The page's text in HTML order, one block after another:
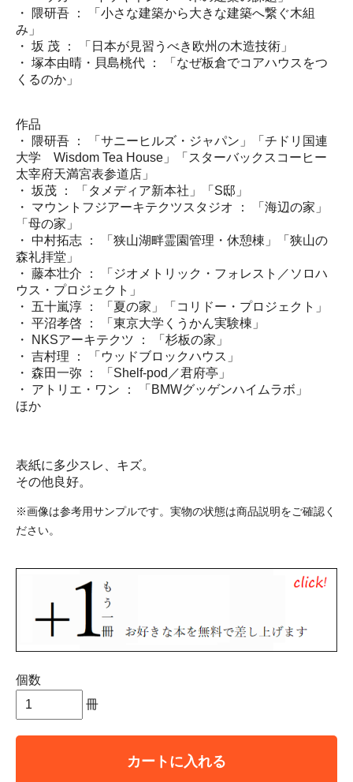
・ 隈研吾 ： 「小さな建築から大きな建築へ繋ぐ木組
み」
・ 坂 茂 ： 「日本が見習うべき欧州の木造技術」
・ 塚本由晴・貝島桃代 ： 「なぜ板倉でコアハウスをつ
くるのか」
作品
・ 隈研吾 ： 「サニーヒルズ・ジャパン」「チドリ国連
大学 Wisdom Tea House」「スターバックスコーヒー
太宰府天満宮表参道店」
・ 坂茂 ： 「タメディア新本社」「S邸」
・ マウントフジアーキテクツスタジオ ： 「海辺の家」
「母の家」
・ 中村拓志 ： 「狭山湖畔霊園管理・休憩棟」「狭山の
森礼拝堂」
・ 藤本壮介 ： 「ジオメトリック・フォレスト／ソロハ
ウス・プロジェクト」
・ 五十嵐淳 ： 「夏の家」「コリドー・プロジェクト」
・ 平沼孝啓 ： 「東京大学くうかん実験棟」
・ NKSアーキテクツ ： 「杉板の家」
・ 吉村理 ： 「ウッドブロックハウス」
・ 森田一弥 ： 「Shelf-pod／君府亭」
・ アトリエ・ワン ： 「BMWグッゲンハイムラボ」
ほか
表紙に多少スレ、キズ。
その他良好。
※画像は参考用サンプルです。実物の状態は商品説明をご確認く
ださい。
個数
冊
カートに入れる